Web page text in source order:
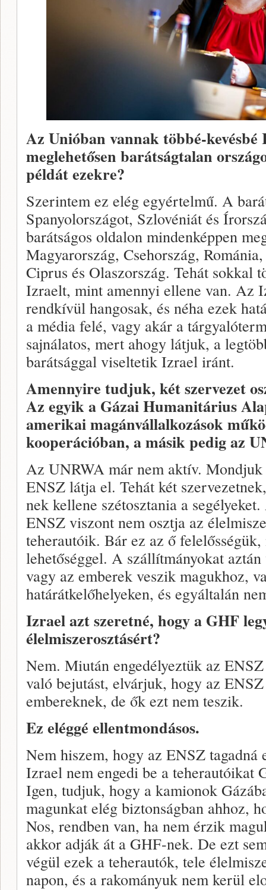
Az Unióban vannak többé-
meglehetősen barátságtalan
példát ezekre?
Szerintem ez elég egyértelmű. A
Spanyolországot, Szlovéniát és
barátságos oldalon mindenképpen
Magyarország, Csehország,
Ciprus és Olaszország. Tehát sokkal
Izraelt, mint amennyi ellene van. Az
rendkívül hangosak, és néha ezek
a média felé, vagy akár a
sajnálatos, mert ahogy látjuk, a
barátsággal viseltetik Izrael iránt.
Amennyire tudjuk, két szervezet
Az egyik a Gázai Humanitárius
amerikai magánvállalkozások
kooperációban, a másik pedig az
Az UNRWA már nem aktív. Mondjuk
ENSZ látja el. Tehát két
nek kellene szétosztania a
ENSZ viszont nem osztja az
teherautóik. Bár ez az ő
lehetőséggel. A szállítmányokat
vagy az emberek veszik magukhoz,
határátkelőhelyeken, és egyáltalán
Izrael azt szeretné, hogy a GHF
élelmiszerosztásért?
Nem. Miután engedélyeztük az
való bejutást, elvárjuk, hogy az
embereknek, de ők ezt nem teszik.
Ez eléggé ellentmondásos.
Nem hiszem, hogy az ENSZ
Izrael nem engedi be a teherautóikat
Igen, tudjuk, hogy a kamionok
magunkat elég biztonságban ahhoz,
Nos, rendben van, ha nem érzik
akkor adják át a GHF-nek. De ezt
végül ezek a teherautók, tele
napon, és a rakományuk nem kerül